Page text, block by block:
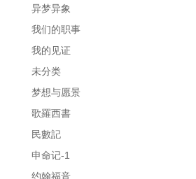
异梦异象
我们的职事
我的见证
未分类
梦想与愿景
歌羅西書
民數記
申命记-1
约翰福音